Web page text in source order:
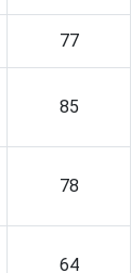
77
85
78
64